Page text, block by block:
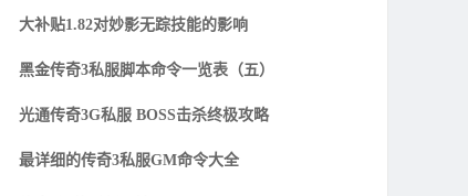
大补贴1.82对妙影无踪技能的影响
黑金传奇3私服脚本命令一览表（五）
光通传奇3G私服 BOSS击杀终极攻略
最详细的传奇3私服GM命令大全